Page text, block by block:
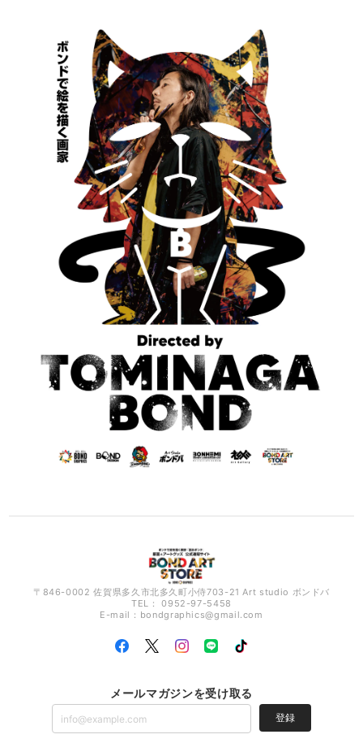
〒846-0002 佐賀県多久市北多久町小侍703-21 Art studio ボンドバ
TEL： 0952-97-5458
E-mail： bondgraphics@gmail.com
メールマガジンを受け取る
登録